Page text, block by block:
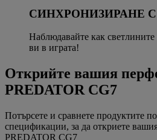
СИНХРОНИЗИРАНЕ С
Наблюдавайте как светлините
ви в играта!
Открийте вашия
PREDATOR CG7
Потърсете и сравнете продуктите
спецификации, за да откриете
PREDATOR CG7